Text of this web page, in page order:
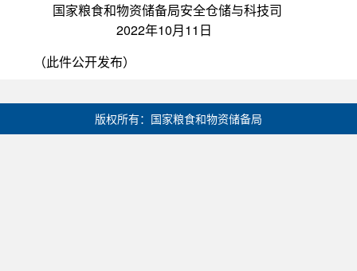
国家粮食和物资储备局安全仓储与科技司
2022年10月11日
（此件公开发布）
版权所有：国家粮食和物资储备局